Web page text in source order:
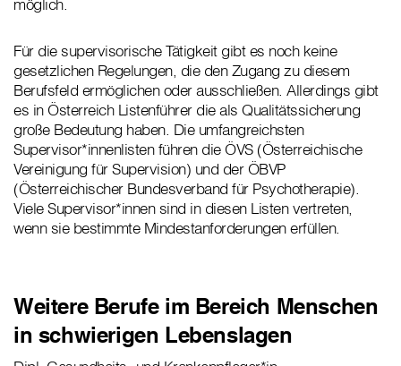
möglich.
Für die supervisorische Tätigkeit gibt es noch keine
gesetzlichen Regelungen, die den Zugang zu diesem
Berufsfeld ermöglichen oder ausschließen. Allerdings gibt
es in Österreich Listenführer die als Qualitätssicherung
große Bedeutung haben. Die umfangreichsten
Supervisor*innenlisten führen die ÖVS (Österreichische
Vereinigung für Supervision) und der ÖBVP
(Österreichischer Bundesverband für Psychotherapie).
Viele Supervisor*innen sind in diesen Listen vertreten,
wenn sie bestimmte Mindestanforderungen erfüllen.
Weitere Berufe im Bereich Menschen
in schwierigen Lebenslagen